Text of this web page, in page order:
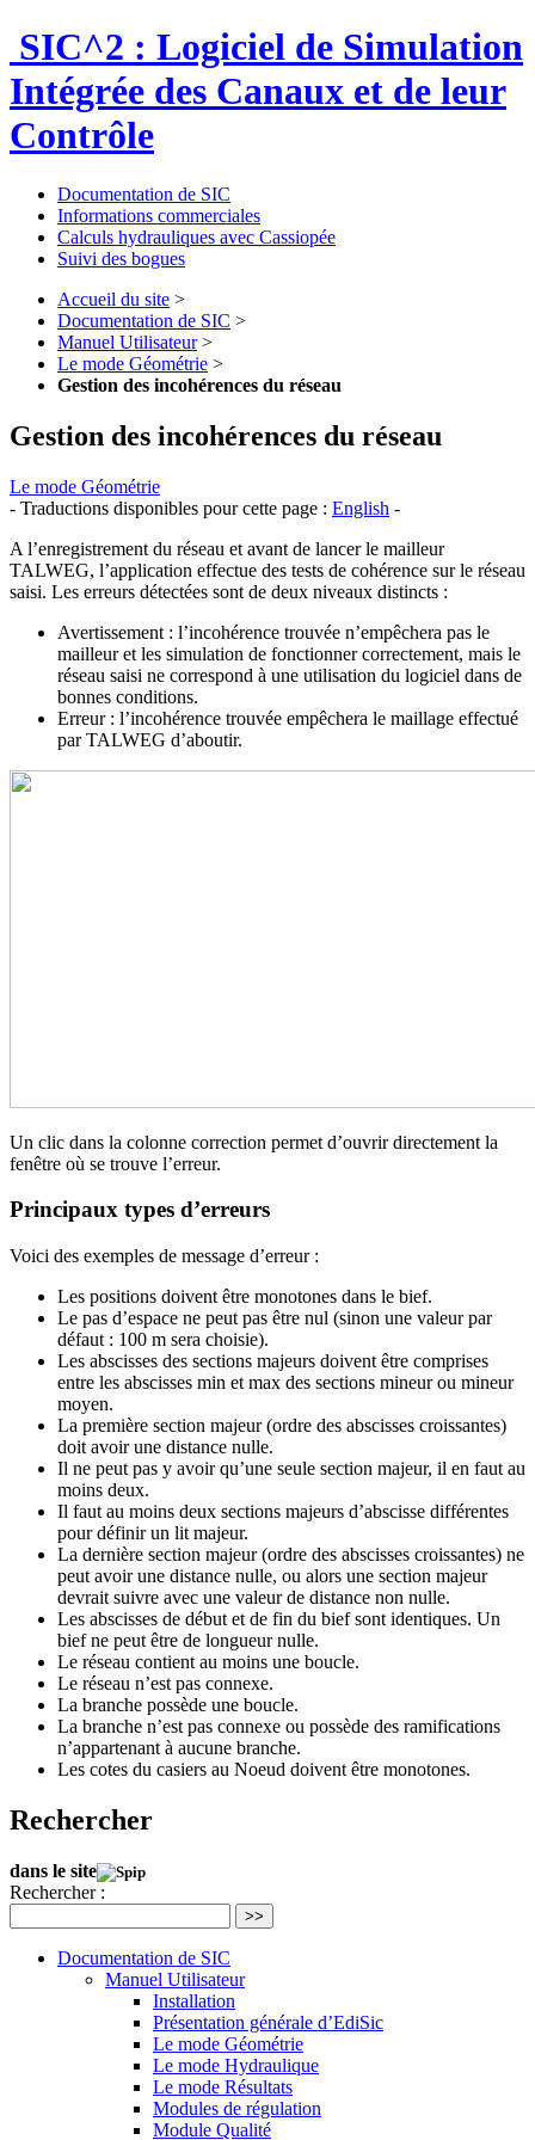
SIC^2 : Logiciel de Simulation
Intégrée des Canaux et de leur
Contrôle
Documentation de SIC
Informations commerciales
Calculs hydrauliques avec Cassiopée
Suivi des bogues
Accueil du site >
Documentation de SIC >
Manuel Utilisateur >
Le mode Géométrie >
Gestion des incohérences du réseau
Gestion des incohérences du réseau
Le mode Géométrie
- Traductions disponibles pour cette page : English -
A l’enregistrement du réseau et avant de lancer le mailleur
TALWEG, l’application effectue des tests de cohérence sur le réseau
saisi. Les erreurs détectées sont de deux niveaux distincts :
Avertissement : l’incohérence trouvée n’empêchera pas le
mailleur et les simulation de fonctionner correctement, mais le
réseau saisi ne correspond à une utilisation du logiciel dans de
bonnes conditions.
Erreur : l’incohérence trouvée empêchera le maillage effectué
par TALWEG d’aboutir.
Un clic dans la colonne correction permet d’ouvrir directement la
fenêtre où se trouve l’erreur.
Principaux types d’erreurs
Voici des exemples de message d’erreur :
Les positions doivent être monotones dans le bief.
Le pas d’espace ne peut pas être nul (sinon une valeur par
défaut : 100 m sera choisie).
Les abscisses des sections majeurs doivent être comprises
entre les abscisses min et max des sections mineur ou mineur
moyen.
La première section majeur (ordre des abscisses croissantes)
doit avoir une distance nulle.
Il ne peut pas y avoir qu’une seule section majeur, il en faut au
moins deux.
Il faut au moins deux sections majeurs d’abscisse différentes
pour définir un lit majeur.
La dernière section majeur (ordre des abscisses croissantes) ne
peut avoir une distance nulle, ou alors une section majeur
devrait suivre avec une valeur de distance non nulle.
Les abscisses de début et de fin du bief sont identiques. Un
bief ne peut être de longueur nulle.
Le réseau contient au moins une boucle.
Le réseau n’est pas connexe.
La branche possède une boucle.
La branche n’est pas connexe ou possède des ramifications
n’appartenant à aucune branche.
Les cotes du casiers au Noeud doivent être monotones.
Rechercher
dans le site
Rechercher :
>>
Documentation de SIC
Manuel Utilisateur
Installation
Présentation générale d’EdiSic
Le mode Géométrie
Le mode Hydraulique
Le mode Résultats
Modules de régulation
Module Qualité